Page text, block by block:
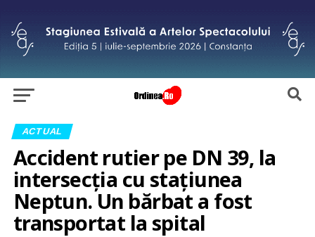
ACTUAL
Accident rutier pe DN 39, la
intersecția cu stațiunea
Neptun. Un bărbat a fost
transportat la spital